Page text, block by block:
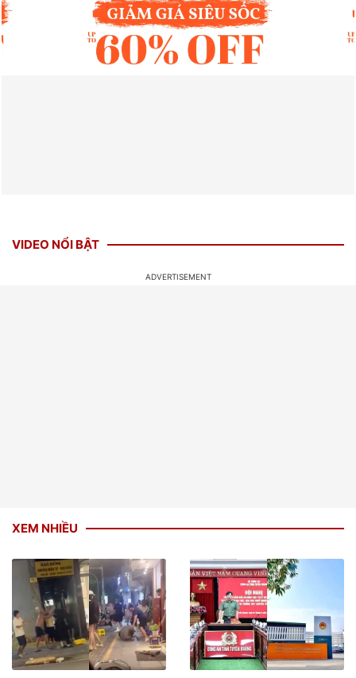
VIDEO NỔI BẬT
XEM NHIỀU